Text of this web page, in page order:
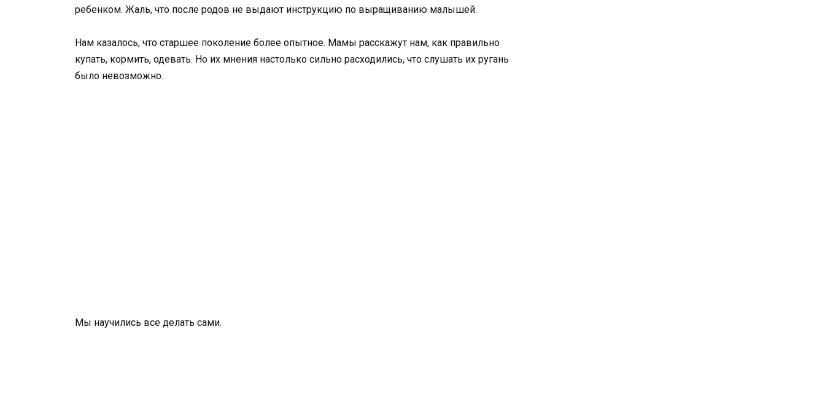
ребенком. Жаль, что после родов не выдают инструкцию по выращиванию малышей.
Нам казалось, что старшее поколение более опытное. Мамы расскажут нам, как правильно
купать, кормить, одевать. Но их мнения настолько сильно расходились, что слушать их ругань
было невозможно.
Мы научились все делать сами.